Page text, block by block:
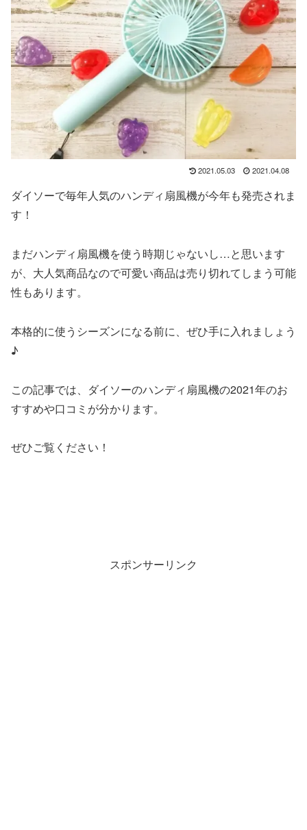
2021.05.03 2021.04.08
ダイソーで毎年人気のハンディ扇風機が今年も発売されま
す！
まだハンディ扇風機を使う時期じゃないし…と思います
が、大人気商品なので可愛い商品は売り切れてしまう可能
性もあります。
本格的に使うシーズンになる前に、ぜひ手に入れましょう
♪
この記事では、ダイソーのハンディ扇風機の2021年のお
すすめや口コミが分かります。
ぜひご覧ください！
スポンサーリンク